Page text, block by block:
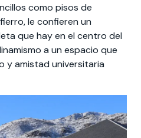
como pisos de
le confieren un
que hay en el centro del
a un espacio que
y amistad universitaria